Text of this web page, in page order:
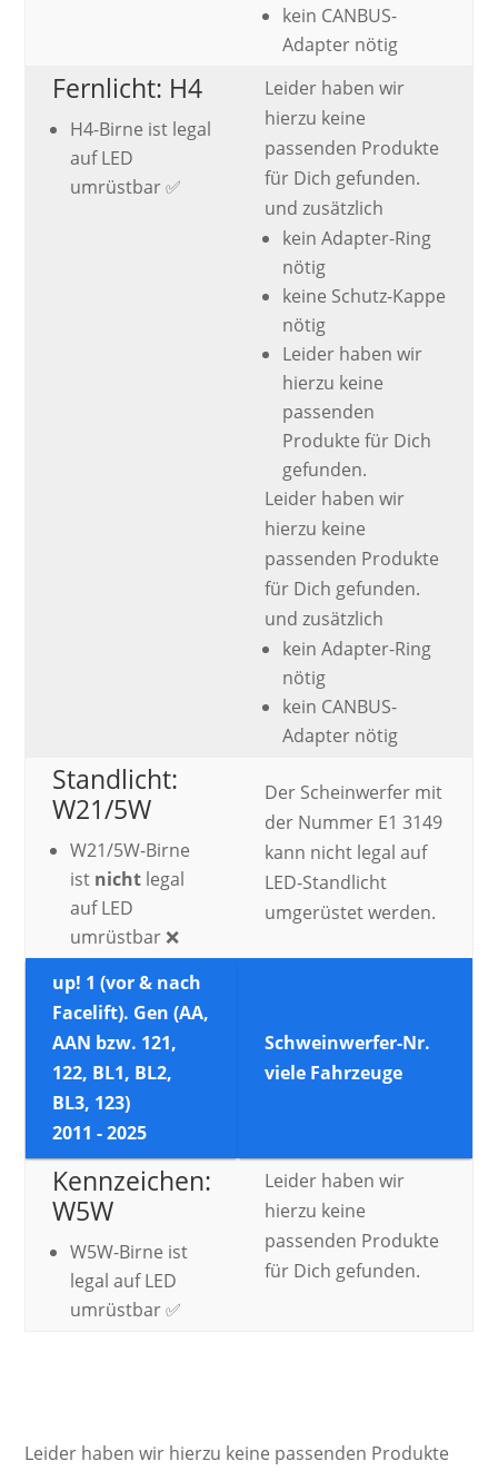
kein CANBUS-
Adapter nötig
Fernlicht: H4
H4-Birne ist legal
auf LED
umrüstbar ✅
Leider haben wir
hierzu keine
passenden Produkte
für Dich gefunden.
und zusätzlich
kein Adapter-Ring
nötig
keine Schutz-Kappe
nötig
Leider haben wir
hierzu keine
passenden
Produkte für Dich
gefunden.
Leider haben wir
hierzu keine
passenden Produkte
für Dich gefunden.
und zusätzlich
kein Adapter-Ring
nötig
kein CANBUS-
Adapter nötig
Standlicht:
W21/5W
W21/5W-Birne
ist nichtlegal
auf LED
umrüstbar ❌
Der Scheinwerfer mit
der Nummer E1 3149
kann nicht legal auf
LED-Standlicht
umgerüstet werden.
up! 1 (vor & nach
Facelift). Gen (AA,
AAN bzw. 121,
122, BL1, BL2,
BL3, 123)
2011 - 2025
Schweinwerfer-Nr.
viele Fahrzeuge
Kennzeichen:
W5W
W5W-Birne ist
legal auf LED
umrüstbar ✅
Leider haben wir
hierzu keine
passenden Produkte
für Dich gefunden.
Leider haben wir hierzu keine passenden Produkte